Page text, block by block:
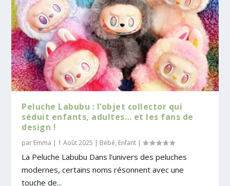
Peluche Labubu : l’objet collector qui
séduit enfants, adultes… et les fans de
design !
par Emma | 1 Août 2025 | Bébé, Enfant |
La Peluche Labubu Dans l’univers des peluches
modernes, certains noms résonnent avec une
touche de...